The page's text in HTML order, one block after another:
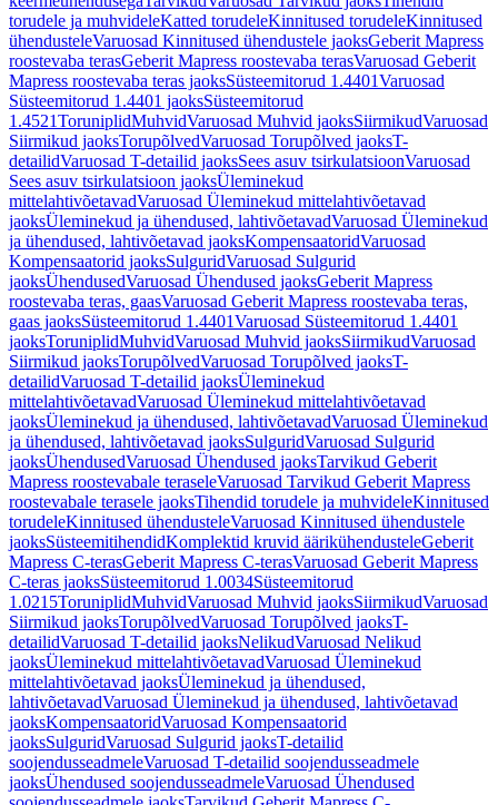
torudele ja muhvideleKatted torudeleKinnitused torudeleKinnitused
ühendusteleVaruosad Kinnitused ühendustele jaoksGeberit Mapress
roostevaba terasGeberit Mapress roostevaba terasVaruosad Geberit
Mapress roostevaba teras jaoksSüsteemitorud 1.4401Varuosad
Süsteemitorud 1.4401 jaoksSüsteemitorud
1.4521ToruniplidMuhvidVaruosad Muhvid jaoksSiirmikudVaruosad
Siirmikud jaoksTorupõlvedVaruosad Torupõlved jaoksT-
detailidVaruosad T-detailid jaoksSees asuv tsirkulatsioonVaruosad
Sees asuv tsirkulatsioon jaoksÜleminekud
mittelahtivõetavadVaruosad Üleminekud mittelahtivõetavad
jaoksÜleminekud ja ühendused, lahtivõetavadVaruosad Üleminekud
ja ühendused, lahtivõetavad jaoksKompensaatoridVaruosad
Kompensaatorid jaoksSulguridVaruosad Sulgurid
jaoksÜhendusedVaruosad Ühendused jaoksGeberit Mapress
roostevaba teras, gaasVaruosad Geberit Mapress roostevaba teras,
gaas jaoksSüsteemitorud 1.4401Varuosad Süsteemitorud 1.4401
jaoksToruniplidMuhvidVaruosad Muhvid jaoksSiirmikudVaruosad
Siirmikud jaoksTorupõlvedVaruosad Torupõlved jaoksT-
detailidVaruosad T-detailid jaoksÜleminekud
mittelahtivõetavadVaruosad Üleminekud mittelahtivõetavad
jaoksÜleminekud ja ühendused, lahtivõetavadVaruosad Üleminekud
ja ühendused, lahtivõetavad jaoksSulguridVaruosad Sulgurid
jaoksÜhendusedVaruosad Ühendused jaoksTarvikud Geberit
Mapress roostevabale teraseleVaruosad Tarvikud Geberit Mapress
roostevabale terasele jaoksTihendid torudele ja muhvideleKinnitused
torudeleKinnitused ühendusteleVaruosad Kinnitused ühendustele
jaoksSüsteemitihendidKomplektid kruvid äärikühendusteleGeberit
Mapress C-terasGeberit Mapress C-terasVaruosad Geberit Mapress
C-teras jaoksSüsteemitorud 1.0034Süsteemitorud
1.0215ToruniplidMuhvidVaruosad Muhvid jaoksSiirmikudVaruosad
Siirmikud jaoksTorupõlvedVaruosad Torupõlved jaoksT-
detailidVaruosad T-detailid jaoksNelikudVaruosad Nelikud
jaoksÜleminekud mittelahtivõetavadVaruosad Üleminekud
mittelahtivõetavad jaoksÜleminekud ja ühendused,
lahtivõetavadVaruosad Üleminekud ja ühendused, lahtivõetavad
jaoksKompensaatoridVaruosad Kompensaatorid
jaoksSulguridVaruosad Sulgurid jaoksT-detailid
soojendusseadmeleVaruosad T-detailid soojendusseadmele
jaoksÜhendused soojendusseadmeleVaruosad Ühendused